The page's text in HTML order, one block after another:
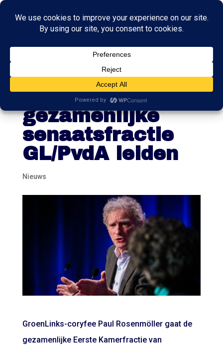
Rosenmöller
gaat
gezamenlijke
senaatsfractie
GL/PvdA leiden
Nieuws
GroenLinks-coryfee Paul Rosenmöller gaat de
gezamenlijke Eerste Kamerfractie van